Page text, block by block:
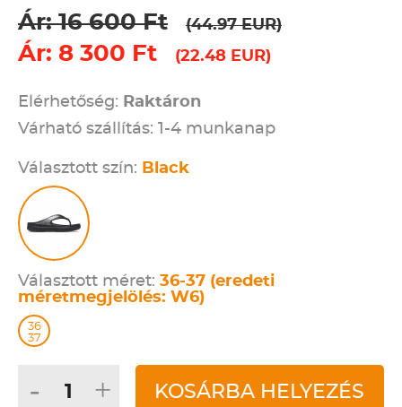
Ár: 16 600 Ft
(44.97 EUR)
Ár: 8 300 Ft (22.48 EUR)
Elérhetőség: Raktáron
Várható szállítás: 1-4 munkanap
Választott szín: Black
Választott méret: 36-37 (eredeti
méretmegjelölés: W6)
36
37
- + KOSÁRBA HELYEZÉS